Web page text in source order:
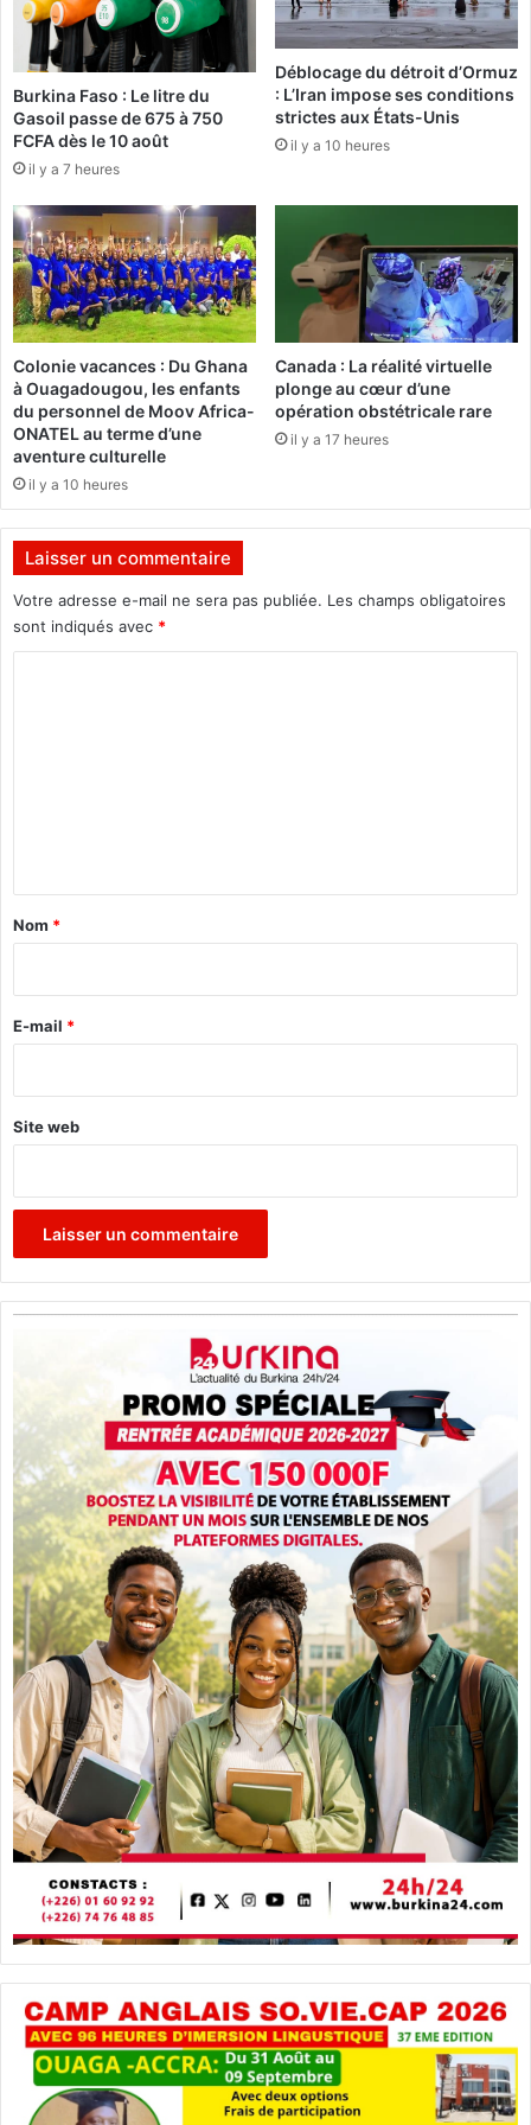
a
t
e
r
i
e
s
t
u
n
d
o
m
a
’
a
v
e
û
r
e
c
e
r
a
i
n
Burkina Faso : Le litre du
Gasoil passe de 675 à 750
FCFA dès le 10 août
il y a 7 heures
Déblocage du détroit d’Ormuz
: L’Iran impose ses conditions
strictes aux États-Unis
il y a 10 heures
Colonie vacances : Du Ghana
à Ouagadougou, les enfants
du personnel de Moov Africa-
ONATEL au terme d’une
aventure culturelle
il y a 10 heures
Canada : La réalité virtuelle
plonge au cœur d’une
opération obstétricale rare
il y a 17 heures
Laisser un commentaire
Votre adresse e-mail ne sera pas publiée. Les champs obligatoires
sont indiqués avec *
a
e
Nom *
E-mail *
Site web